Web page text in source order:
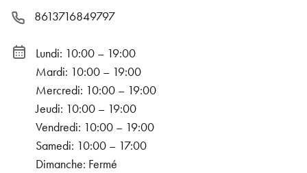
8613716849797
Lundi: 10:00 – 19:00
Mardi: 10:00 – 19:00
Mercredi: 10:00 – 19:00
Jeudi: 10:00 – 19:00
Vendredi: 10:00 – 19:00
Samedi: 10:00 – 17:00
Dimanche: Fermé